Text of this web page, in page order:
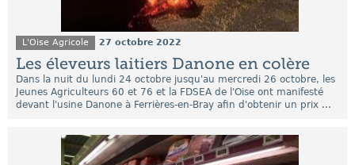
L'Oise Agricole 27 octobre 2022
Les éleveurs laitiers Danone en colère
Dans la nuit du lundi 24 octobre jusqu'au mercredi 26 octobre, les
Jeunes Agriculteurs 60 et 76 et la FDSEA de l'Oise ont manifesté
devant l'usine Danone à Ferrières-en-Bray afin d'obtenir un prix ...